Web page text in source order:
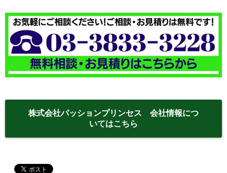
株式会社パッションプリンセス 会社情報につ
いてはこちら